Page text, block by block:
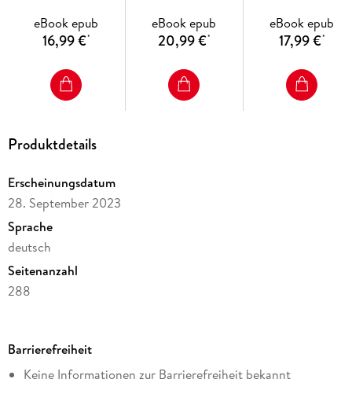
Literaturverzeichnis
Glossar
Endnoten
Über den Autor
eBook epub
16,99 €*
eBook epub
20,99 €*
eBook epub
17,99 €*
Produktdetails
Erscheinungsdatum
28. September 2023
Sprache
deutsch
Seitenanzahl
288
Reihe
POLYGLOTT Abenteuer und Reiseberichte
Barrierefreiheit
Keine Informationen zur Barrierefreiheit bekannt